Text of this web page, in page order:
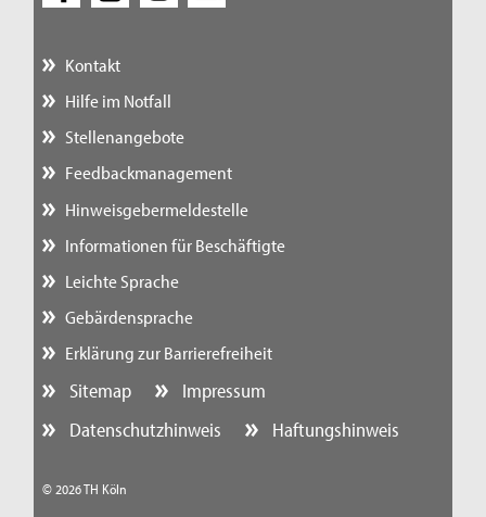
Kontakt
Hilfe im Notfall
Stellenangebote
Feedbackmanagement
Hinweisgebermeldestelle
Informationen für Beschäftigte
Leichte Sprache
Gebärdensprache
Erklärung zur Barrierefreiheit
Sitemap
Impressum
Datenschutzhinweis
Haftungshinweis
© 2026 TH Köln